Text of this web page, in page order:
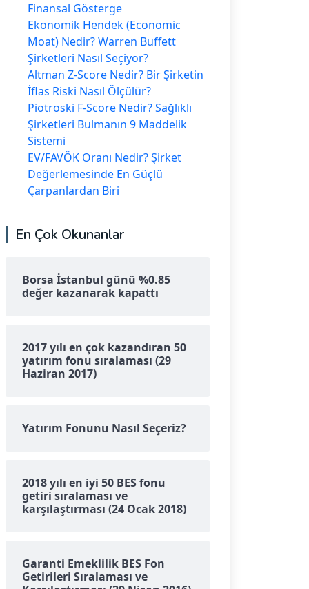
Finansal Gösterge
Ekonomik Hendek (Economic
Moat) Nedir? Warren Buffett
Şirketleri Nasıl Seçiyor?
Altman Z-Score Nedir? Bir Şirketin
İflas Riski Nasıl Ölçülür?
Piotroski F-Score Nedir? Sağlıklı
Şirketleri Bulmanın 9 Maddelik
Sistemi
EV/FAVÖK Oranı Nedir? Şirket
Değerlemesinde En Güçlü
Çarpanlardan Biri
En Çok Okunanlar
Borsa İstanbul günü %0.85
değer kazanarak kapattı
2017 yılı en çok kazandıran 50
yatırım fonu sıralaması (29
Haziran 2017)
Yatırım Fonunu Nasıl Seçeriz?
2018 yılı en iyi 50 BES fonu
getiri sıralaması ve
karşılaştırması (24 Ocak 2018)
Garanti Emeklilik BES Fon
Getirileri Sıralaması ve